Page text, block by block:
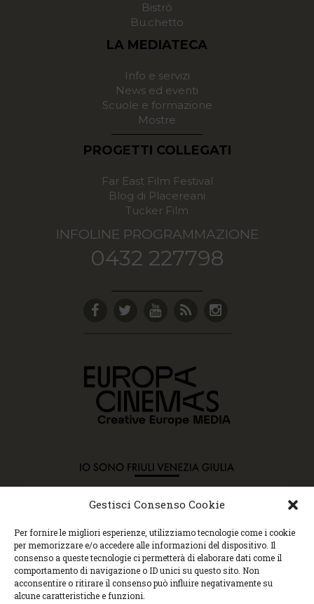
Gestisci Consenso Cookie
Per fornire le migliori esperienze, utilizziamo tecnologie come i cookie
per memorizzare e/o accedere alle informazioni del dispositivo. Il
consenso a queste tecnologie ci permetterà di elaborare dati come il
comportamento di navigazione o ID unici su questo sito. Non
acconsentire o ritirare il consenso può influire negativamente su
alcune caratteristiche e funzioni.
Bistrò
Bu.chetto
LA MEDIATECA
Info e servizi
News ed eventi
Scuole e formazione
Mostre
PROGETTI COLLEGATI
Far East Film Festival
Blog di Placereani
Tucker Film
INFOLINE PROGRAMMAZIONE
0432 227798
Copyright © 2015 Cec, Tutti i diritti riservati. Nessun
contenuto può essere copiato o manipolato. Accedendo al
sito approvi la Policy sulla privacy e la Policy sui
contenuti.
Centro espressioni cinematografiche, via Villalta, 24 |
33100 Udine | tel. 0432 299545 | P.Iva 01295290306 |
cec@cecudine.org